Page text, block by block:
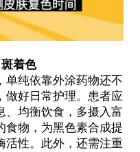
着色
纯依靠外涂药物还不
做好日常护理。患者应
、均衡饮食，多摄入富
食物，为黑色素合成提
活性。此外，还需注重